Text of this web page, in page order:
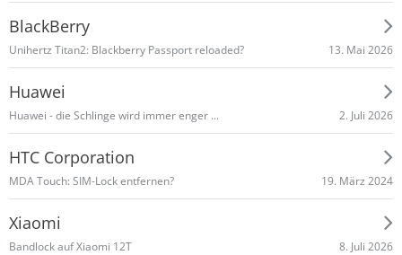
BlackBerry
Unihertz Titan2: Blackberry Passport reloaded? 13. Mai 2026
Huawei
Huawei - die Schlinge wird immer enger ... 2. Juli 2026
HTC Corporation
MDA Touch: SIM-Lock entfernen? 19. März 2024
Xiaomi
Bandlock auf Xiaomi 12T 8. Juli 2026